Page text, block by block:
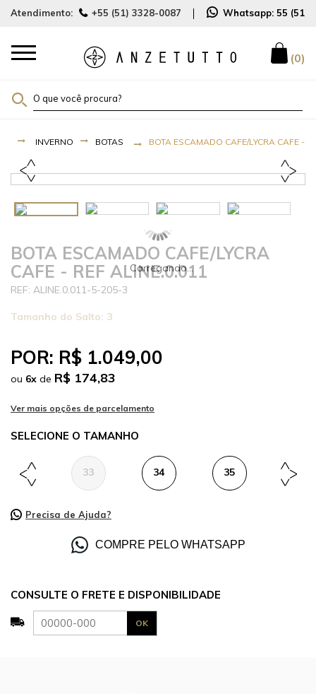
Atendimento: +55 (51) 3328-0087 Whatsapp: 55 (51)
0
INVERNO BOTAS BOTA ESCAMADO CAFE/LYCRA CAFE -
BOTA ESCAMADO CAFE/LYCRA
CAFE - REF ALINE.0.011
ALINE.0.011-5-205-3
Tamanho do Salto: 3
POR: R$ 1.049,00
ou 6x de R$ 174,83
TAMANHO
33 34 35 36
Precisa de Ajuda?
COMPRE PELO WHATSAPP
CONSULTE O FRETE E DISPONIBILIDADE